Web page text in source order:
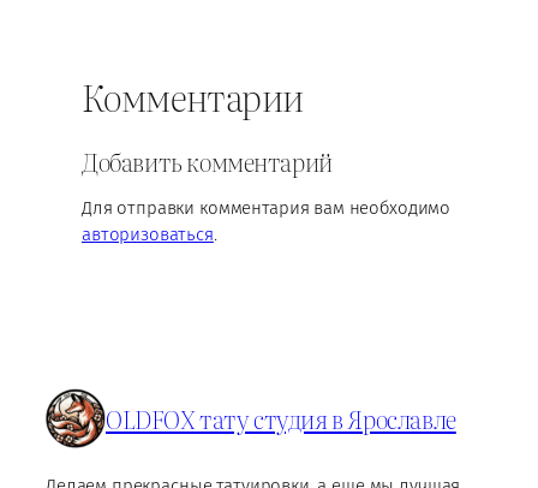
Комментарии
Добавить комментарий
Для отправки комментария вам необходимо
авторизоваться.
OLDFOX тату студия в Ярославле